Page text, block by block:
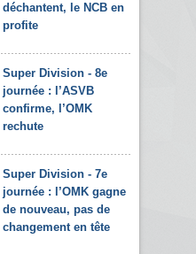
déchantent, le NCB en
profite
Super Division - 8e
journée : l’ASVB
confirme, l’OMK
rechute
Super Division - 7e
journée : l’OMK gagne
de nouveau, pas de
changement en tête